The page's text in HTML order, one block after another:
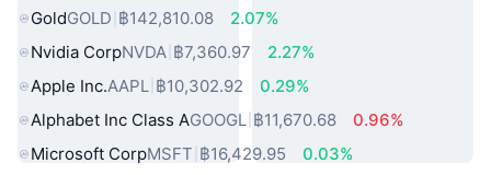
GoldGOLD ฿142,810.08
2.07%
Nvidia CorpNVDA ฿7,360.97
2.27%
Apple Inc.AAPL ฿10,302.92
0.29%
Alphabet Inc Class AGOOGL ฿11,670.68
0.96%
Microsoft CorpMSFT ฿16,429.95
0.03%